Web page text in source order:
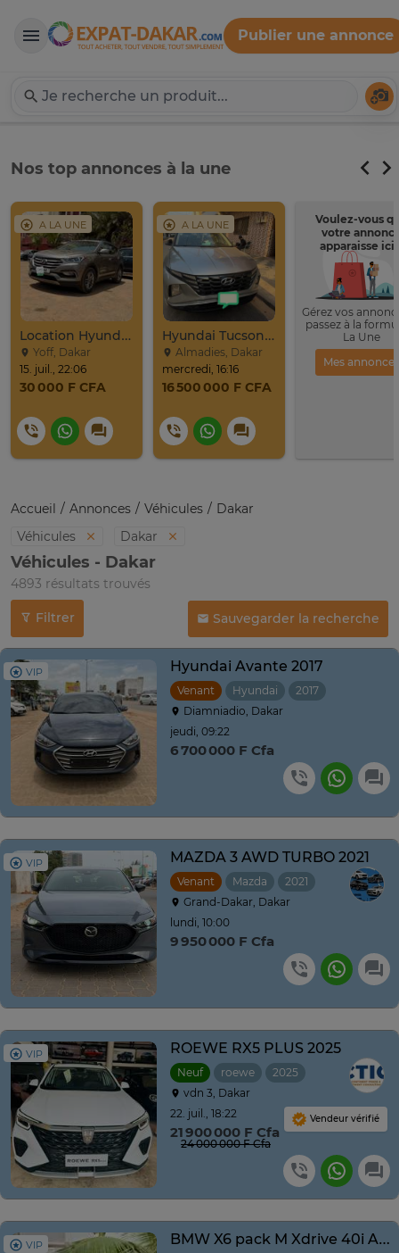
Expat-Dakar
Publier une annonce
Nos top annonces à la une
A LA UNE
Location Hyundai Santafé Sport
Yoff, Dakar
15. juil., 22:06
30 000 F CFA
A LA UNE
Hyundai Tucson 2022
Almadies, Dakar
mercredi, 16:16
16 500 000 F CFA
Voulez-vous
votre
apparaisse ici
Gérez vos
passez à la
La Une
Mes annonces
Accueil Annonces Véhicules
Dakar
Véhicules
Dakar
Véhicules - Dakar
4893 résultats trouvés
Filtrer Sauvegarder la recherche
VIP Hyundai Avante 2017
Venant Hyundai 2017
Diamniadio, Dakar
jeudi, 09:22
6 700 000 F Cfa
VIP MAZDA 3 AWD TURBO 2021
Venant Mazda 2021
Automatique
Grand-Dakar, Dakar
lundi, 10:00
9 950 000 F Cfa
VIP ROEWE RX5 PLUS 2025
Neuf roewe 2025
Automatique
vdn 3, Dakar
22. juil., 18:22
21 900 000 F Cfa
24 000 000 F Cfa
Vendeur vérifié
VIP BMW X6 pack M Xdrive 40i Année 2021-2022 prix négociable